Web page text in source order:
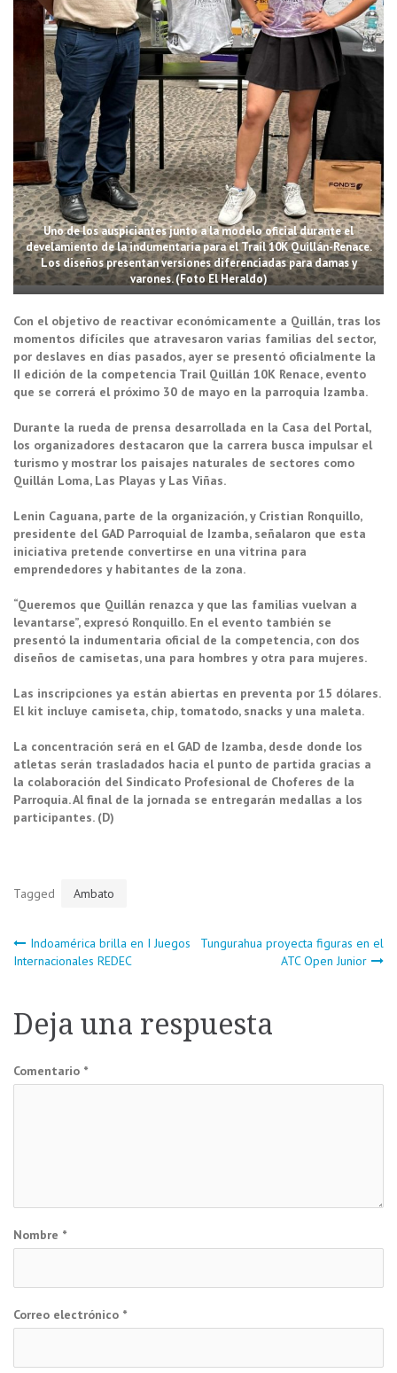
Uno de los auspiciantes junto a la modelo oficial durante el
develamiento de la indumentaria para el Trail 10K Quillán-Renace.
Los diseños presentan versiones diferenciadas para damas y
varones. (Foto El Heraldo)
Con el objetivo de reactivar económicamente a Quillán, tras los
momentos difíciles que atravesaron varias familias del sector,
por deslaves en días pasados, ayer se presentó oficialmente la
II edición de la competencia Trail Quillán 10K Renace, evento
que se correrá el próximo 30 de mayo en la parroquia Izamba.
Durante la rueda de prensa desarrollada en la Casa del Portal,
los organizadores destacaron que la carrera busca impulsar el
turismo y mostrar los paisajes naturales de sectores como
Quillán Loma, Las Playas y Las Viñas.
Lenin Caguana, parte de la organización, y Cristian Ronquillo,
presidente del GAD Parroquial de Izamba, señalaron que esta
iniciativa pretende convertirse en una vitrina para
emprendedores y habitantes de la zona.
“Queremos que Quillán renazca y que las familias vuelvan a
levantarse”, expresó Ronquillo. En el evento también se
presentó la indumentaria oficial de la competencia, con dos
diseños de camisetas, una para hombres y otra para mujeres.
Las inscripciones ya están abiertas en preventa por 15 dólares.
El kit incluye camiseta, chip, tomatodo, snacks y una maleta.
La concentración será en el GAD de Izamba, desde donde los
atletas serán trasladados hacia el punto de partida gracias a
la colaboración del Sindicato Profesional de Choferes de la
Parroquia. Al final de la jornada se entregarán medallas a los
participantes. (D)
Tagged Ambato
Navegación
entradas
Indoamérica brilla en I Juegos
Internacionales REDEC
Tungurahua proyecta figuras en el
ATC Open Junior
Deja una respuesta
Comentario *
Nombre *
Correo electrónico *